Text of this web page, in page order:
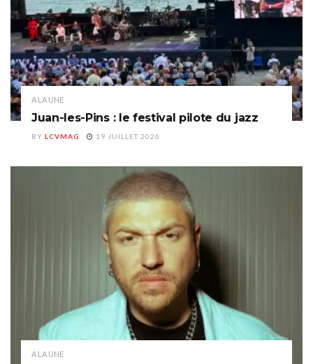
A LA UNE
Juan-les-Pins : le festival pilote du jazz
BY LCVMAG 19 JUILLET 2026
A LA UNE